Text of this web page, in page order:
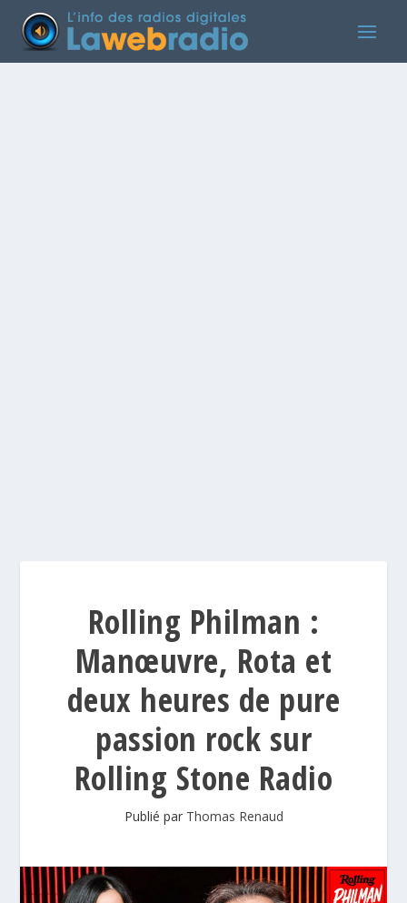
Rolling Philman :
Manœuvre, Rota et
deux heures de pure
passion rock sur
Rolling Stone Radio
Publié par Thomas Renaud